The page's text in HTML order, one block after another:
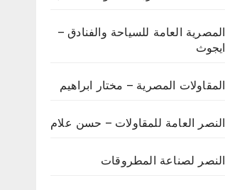
المصرية العامة للسياحة والفنادق –
ايجوث
المقاولات المصرية – مختار ابراهيم
النصر العامة للمقاولات – حسن علام
النصر لصناعة المطروقات